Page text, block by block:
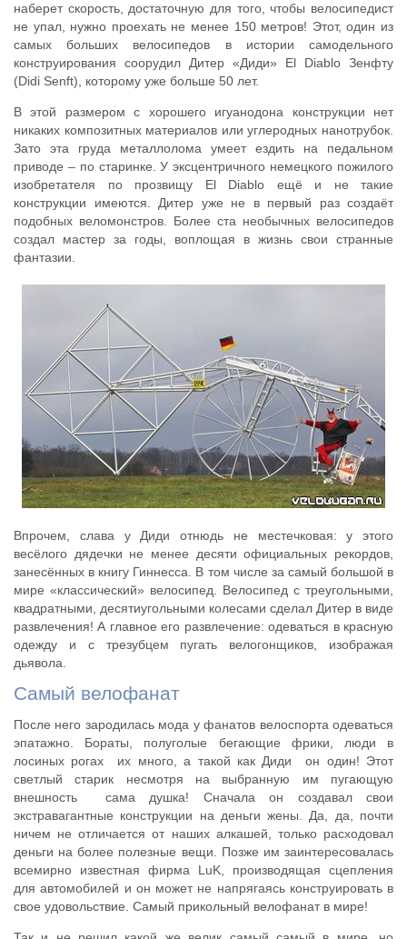
наберет скорость, достаточную для того, чтобы велосипедист
не упал, нужно проехать не менее 150 метров! Этот, один из
самых больших велосипедов в истории самодельного
конструирования соорудил Дитер «Диди» El Diablo Зенфту
(Didi Senft), которому уже больше 50 лет.
В этой размером с хорошего игуанодона конструкции нет
никаких композитных материалов или углеродных нанотрубок.
Зато эта груда металлолома умеет ездить на педальном
приводе – по старинке. У эксцентричного немецкого пожилого
изобретателя по прозвищу El Diablo ещё и не такие
конструкции имеются. Дитер уже не в первый раз создаёт
подобных веломонстров. Более ста необычных велосипедов
создал мастер за годы, воплощая в жизнь свои странные
фантазии.
Впрочем, слава у Диди отнюдь не местечковая: у этого
весёлого дядечки не менее десяти официальных рекордов,
занесённых в книгу Гиннесса. В том числе за самый большой в
мире «классический» велосипед. Велосипед с треугольными,
квадратными, десятиугольными колесами сделал Дитер в виде
развлечения! А главное его развлечение: одеваться в красную
одежду и с трезубцем пугать велогонщиков, изображая
дьявола.
Самый велофанат
После него зародилась мода у фанатов велоспорта одеваться
эпатажно. Бораты, полуголые бегающие фрики, люди в
лосиных рогах  их много, а такой как Диди  он один! Этот
светлый старик несмотря на выбранную им пугающую
внешность  сама душка! Сначала он создавал свои
экстравагантные конструкции на деньги жены. Да, да, почти
ничем не отличается от наших алкашей, только расходовал
деньги на более полезные вещи. Позже им заинтересовалась
всемирно известная фирма LuK, производящая сцепления
для автомобилей и он может не напрягаясь конструировать в
свое удовольствие. Самый прикольный велофанат в мире!